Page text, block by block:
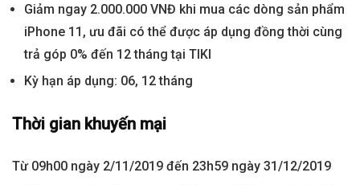
Giảm ngay 2.000.000 VNĐ khi mua các dòng sản phẩm
iPhone 11, ưu đãi có thể được áp dụng đồng thời cùng
trả góp 0% đến 12 tháng tại TIKI
Kỳ hạn áp dụng: 06, 12 tháng
Thời gian khuyến mại
Từ 09h00 ngày 2/11/2019 đến 23h59 ngày 31/12/2019